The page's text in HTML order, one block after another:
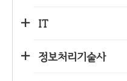
IT
정보처리기술사